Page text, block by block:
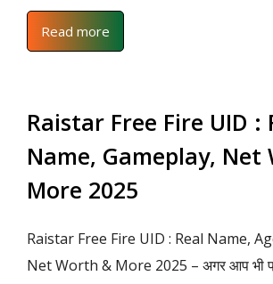
Read more
Raistar Free Fire UID :
Name, Gameplay, Net
More 2025
Raistar Free Fire UID : Real Name,
Net Worth & More 2025 – अगर आप भी